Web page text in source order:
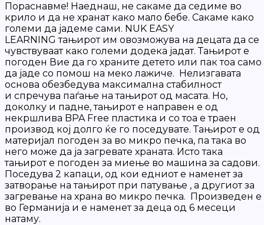
Пораснавме! Наеднаш, не сакаме да седиме во
крило и да не хранат како мало бебе. Сакаме како
големи да јадеме сами. NUK EASY
LEARNING тањирот им овозможува на децата да се
чувствуваат како големи додека јадат. Тањирот е
погоден Вие да го храните детето или пак тоа само
да јаде со помош на меко лажиче. Нелизгавата
основа обезбедува максимална стабилност
и спречува паѓање на тањирот од масата. Но,
доколку и падне, тањирот е направен е од
некршлива BPA Free пластика и со тоа е траен
производ кој долго ќе го поседувате. Тањирот е од
материјал погоден за во микро печка, па така во
него може да ја загревате храната. Исто така
тањирот е погоден за миење во машина за садови.
Поседува 2 капаци, од кои едниот е наменет за
затворање на тањирот при патување , а другиот за
загревање на храна во микро печка. Произведен е
во Германија и е наменет за деца од 6 месеци
натаму.